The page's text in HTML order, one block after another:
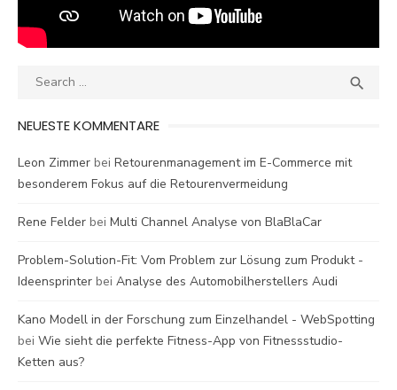
Search

NEUESTE KOMMENTARE
Leon Zimmer bei Retourenmanagement im E-Commerce mit
besonderem Fokus auf die Retourenvermeidung
Rene Felder bei Multi Channel Analyse von BlaBlaCar
Problem-Solution-Fit: Vom Problem zur Lösung zum Produkt -
Ideensprinter bei Analyse des Automobilherstellers Audi
Kano Modell in der Forschung zum Einzelhandel - WebSpotting
bei Wie sieht die perfekte Fitness-App von Fitnessstudio-
Ketten aus?